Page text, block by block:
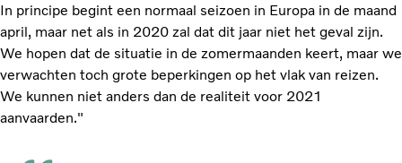
In principe begint een normaal seizoen in Europa in de maand
april, maar net als in 2020 zal dat dit jaar niet het geval zijn.
We hopen dat de situatie in de zomermaanden keert, maar we
verwachten toch grote beperkingen op het vlak van reizen.
We kunnen niet anders dan de realiteit voor 2021
aanvaarden."